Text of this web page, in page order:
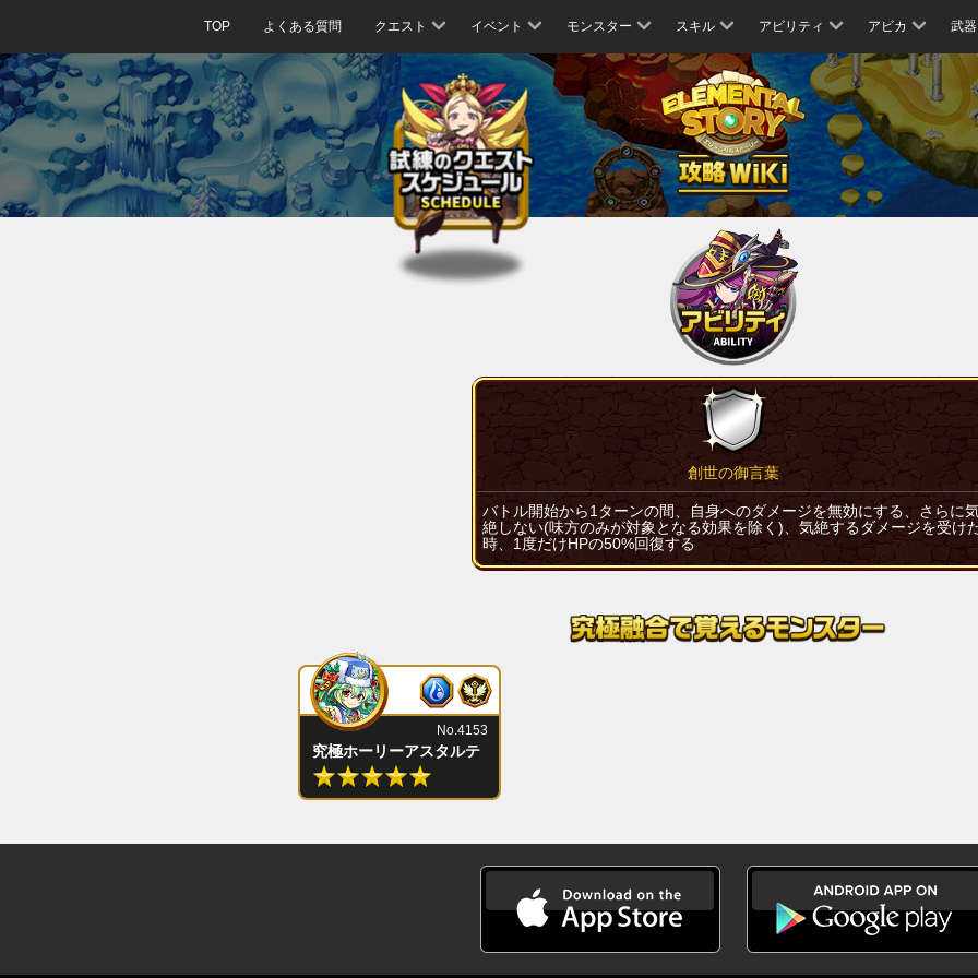
TOP よくある質問 クエスト イベント モンスター スキル アビリティ アビカ 武器
創世の御言葉
バトル開始から1ターンの間、自身へのダメージを無効にする、さらに
絶しない(味方のみが対象となる効果を除く)、気絶するダメージを受け
時、1度だけHPの50%回復する
究極ホーリーアスタルテ
No.4153